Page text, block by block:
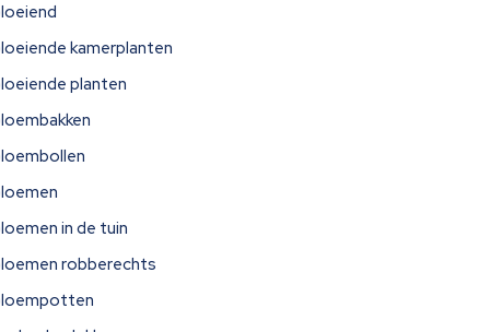
kamerplanten
planten
in de tuin
robberechts